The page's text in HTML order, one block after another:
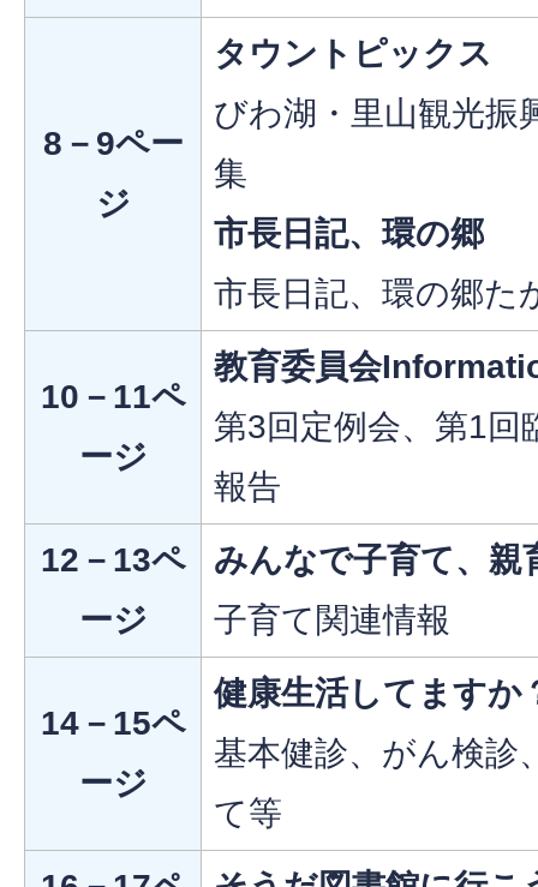
8－9ペー
ジ
タウントピックス
びわ湖・里山観光振
集
市長日記、環の郷
市長日記、環の郷た
10－11ペ
ージ
教育委員会
第3回定例会、第1回
報告
12－13ペ
ージ
みんなで子育て、親
子育て関連情報
14－15ペ
ージ
健康生活してますか
基本健診、がん検診
て等